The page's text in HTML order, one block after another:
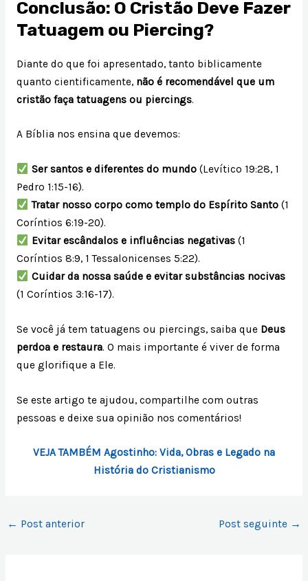
Conclusão: O Cristão Deve Fazer
Tatuagem ou Piercing?
Diante do que foi apresentado, tanto biblicamente
quanto cientificamente, não é recomendável que um
cristão faça tatuagens ou piercings.
A Bíblia nos ensina que devemos:
Ser santos e diferentes do mundo(Levítico 19:28, 1
Pedro 1:15-16).
Tratar nosso corpo como templo do Espírito Santo(1
Coríntios 6:19-20).
Evitar escândalos e influências negativas(1
Coríntios 8:9, 1 Tessalonicenses 5:22).
Cuidar da nossa saúde e evitar substâncias nocivas
(1 Coríntios 3:16-17).
Se você já tem tatuagens ou piercings, saiba que Deus
perdoa e restaura. O mais importante é viver de forma
que glorifique a Ele.
Se este artigo te ajudou, compartilhe com outras
pessoas e deixe sua opinião nos comentários!
VEJA TAMBÉM Agostinho: Vida, Obras e Legado na
História do Cristianismo
← Post anterior Post seguinte →